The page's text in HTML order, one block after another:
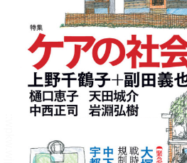
リーダー設定
文字サイズ、エフェクトの変更などを行います。